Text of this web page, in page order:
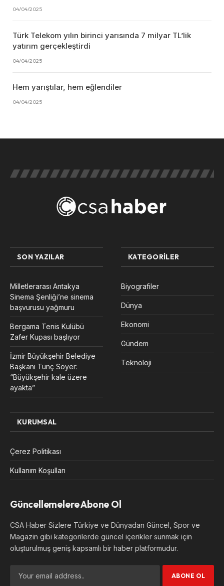
04/04/2025
Türk Telekom yılın birinci yarısında 7 milyar TL’lik
yatırım gerçekleştirdi
04/04/2025
Hem yarıştılar, hem eğlendiler
04/04/2025
SON YAZILAR
Milletlerarası Antakya
Sinema Şenliği’ne sinema
başvurusu yağmuru
Bergama Tenis Kulübü
Zafer Kupası başlıyor
İzmir Büyükşehir Belediye
Başkanı Tunç Soyer:
“Büyükşehir kale üzere
ayakta”
KATEGORILER
Biyografiler
Dünya
Ekonomi
Gündem
Teknoloji
KURUMSAL
Çerez Politikası
Kullanım Koşulları
Güncellemelere Abone Ol
CSA Haber Sizlere Türkiye ve Dünyadan Güncel, Spor ve
Magazin gibi kategorilerde güncel içerikler sunmak için
oluşturulmuş geniş kapsamlı bir haber platformudur.